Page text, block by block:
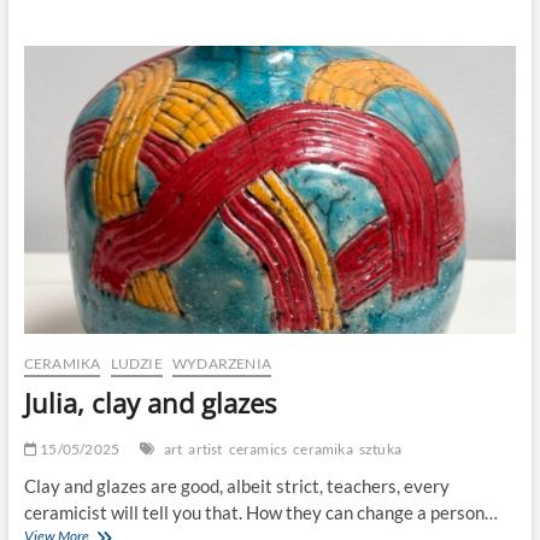
CERAMIKA LUDZIE WYDARZENIA
Julia, clay and glazes
15/05/2025 art artist ceramics ceramika sztuka
Clay and glazes are good, albeit strict, teachers, every
ceramicist will tell you that. How they can change a person…
View MoreJulia,